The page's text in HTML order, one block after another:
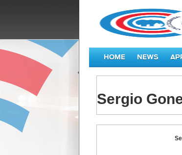
HOME NEWS
Sergio